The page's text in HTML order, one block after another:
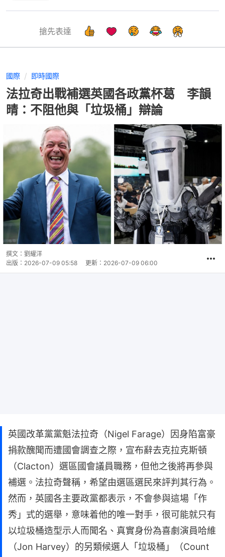
搶先表達
國際 即時國際
法拉奇出戰補選英國各政黨杯葛 李韻
晴：不阻他與「垃圾桶」辯論
撰文： 劉耀洋
出版： 2026-07-09 05:58 更新： 2026-07-09 06:00
英國改革黨黨魁法拉奇（Nigel Farage）因身陷富豪
捐款醜聞而遭國會調查之際，宣布辭去克拉克斯頓
（Clacton）選區國會議員職務，但他之後將再參與
補選。法拉奇聲稱，希望由選區選民來評判其行為。
然而，英國各主要政黨都表示，不會參與這場「作
秀」式的選舉，意味着他的唯一對手，很可能就只有
以垃圾桶造型示人而聞名、真實身份為喜劇演員哈維
（Jon Harvey）的另類候選人「垃圾桶」（Count